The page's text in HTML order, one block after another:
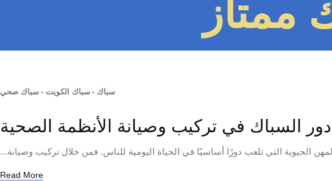
ممتاز
سباك - سباك الكويت - سباك صحي
دور السباك في تركيب وصيانة الأنظمة الصحية
الحيوية التي تلعب دورًا أساسيًا في الحياة اليومية للناس. فمن خلال تركيب وصيانة...
Read More